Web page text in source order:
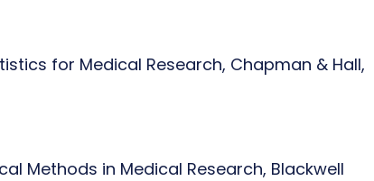
for Medical Research, Chapman & Hall,
Methods in Medical Research, Blackwell